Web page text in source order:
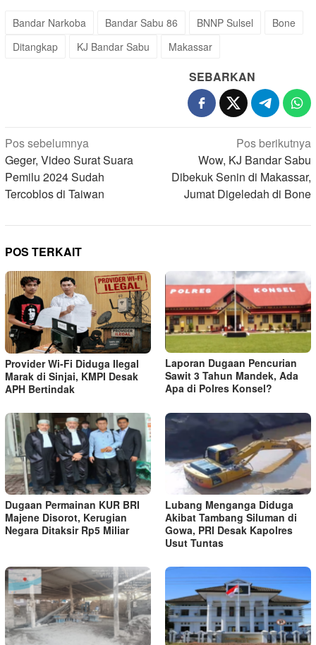
Bandar Narkoba Bandar Sabu 86 BNNP Sulsel
Bone
Ditangkap
KJ Bandar Sabu Makassar
SEBARKAN
Navigasi
pos
Pos sebelumnya
Geger, Video Surat Suara
Pemilu 2024 Sudah
Tercoblos di Taiwan
Pos berikutnya
Wow, KJ Bandar Sabu
Dibekuk Senin di Makassar,
Jumat Digeledah di Bone
POS TERKAIT
Provider Wi-Fi Diduga Ilegal
Marak di Sinjai, KMPI Desak
APH Bertindak
Laporan Dugaan Pencurian
Sawit 3 Tahun Mandek, Ada
Apa di Polres Konsel?
Dugaan Permainan KUR BRI
Majene Disorot, Kerugian
Negara Ditaksir Rp5 Miliar
Lubang Menganga Diduga
Akibat Tambang Siluman di
Gowa, PRI Desak Kapolres
Usut Tuntas